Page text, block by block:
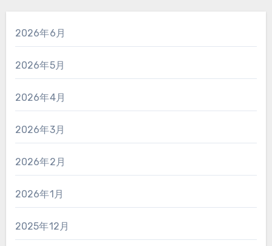
2026年6月
2026年5月
2026年4月
2026年3月
2026年2月
2026年1月
2025年12月